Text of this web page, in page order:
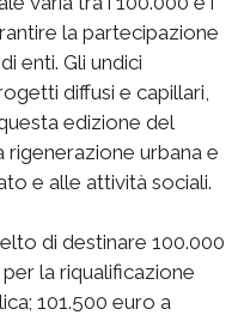
la partecipazione
enti. Gli undici
diffusi e capillari,
edizione del
urbana e
e alle attività sociali.
di destinare 100.000
per la riqualificazione
101.500 euro a